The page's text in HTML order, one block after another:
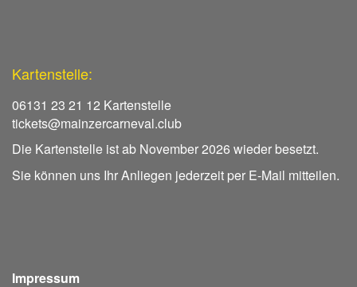
Kartenstelle:
06131 23 21 12 Kartenstelle
tickets@mainzercarneval.club
Die Kartenstelle ist ab November 2026 wieder besetzt.
Sie können uns Ihr Anliegen jederzeit per E-Mail mitteilen.
Impressum